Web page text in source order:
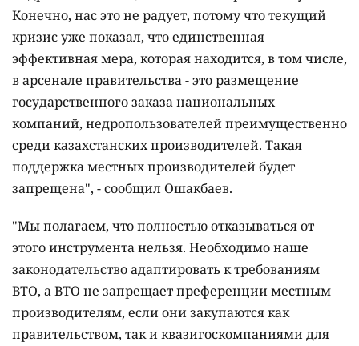
Конечно, нас это не радует, потому что текущий
кризис уже показал, что единственная
эффективная мера, которая находится, в том числе,
в арсенале правительства - это размещение
государственного заказа национальных
компаний, недропользователей преимущественно
среди казахстанских производителей. Такая
поддержка местных производителей будет
запрещена", - сообщил Ошакбаев.
"Мы полагаем, что полностью отказываться от
этого инструмента нельзя. Необходимо наше
законодательство адаптировать к требованиям
ВТО, а ВТО не запрещает преференции местным
производителям, если они закупаются как
правительством, так и квазигоскомпаниями для